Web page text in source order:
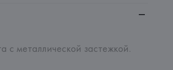
с металлической застежкой.